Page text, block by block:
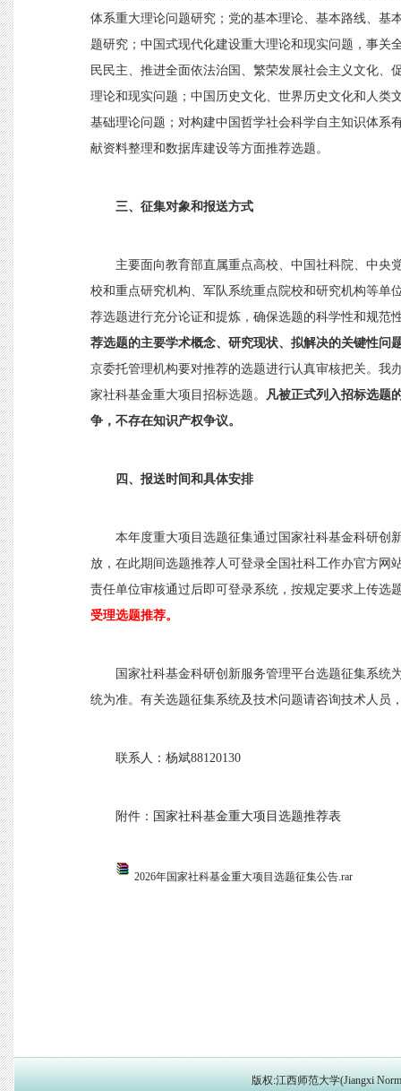
体系重大理论问题研究；党的基本理论、基本路线、基
题研究；中国式现代化建设重大理论和现实问题，事关
民民主、推进全面依法治国、繁荣发展社会主义文化
理论和现实问题；中国历史文化、世界历史文化和人类
基础理论问题；对构建中国哲学社会科学自主知识体系
献资料整理和数据库建设等方面推荐选题。
三、征集对象和报送方式
主要面向教育部直属重点高校、中国社科院、中央
校和重点研究机构、军队系统重点院校和研究机构等单
荐选题进行充分论证和提炼，确保选题的科学性和规范
荐选题的主要学术概念、研究现状、拟解决的关键性问
京委托管理机构要对推荐的选题进行认真审核把关。我
家社科基金重大项目招标选题。 凡被正式列入招标选题
争，不存在知识产权争议。
四、报送时间和具体安排
本年度重大项目选题征集通过国家社科基金科研创
放，在此期间选题推荐人可登录全国社科工作办官方网
责任单位审核通过后即可登录系统，按规定要求上传选
受理选题推荐。
国家社科基金科研创新服务管理平台选题征集系
统为准。有关选题征集系统及技术问题请咨询技术人员
联系人：杨斌88120130
附件： 国家社科基金重大项目选题推荐表
2026年国家社科基金重大项目选题征集公告.rar
版权:江西师范大学(Jiangxi